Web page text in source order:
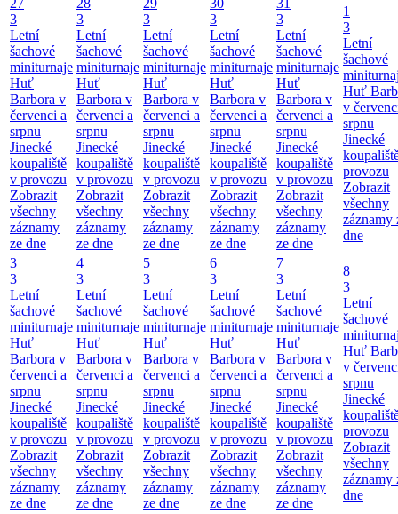
27
3
Letní
šachové
miniturnaje
Huť
Barbora v
červenci a
srpnu
Jinecké
koupaliště
v provozu
Zobrazit
všechny
záznamy
ze dne
28
3
Letní
šachové
miniturnaje
Huť
Barbora v
červenci a
srpnu
Jinecké
koupaliště
v provozu
Zobrazit
všechny
záznamy
ze dne
29
3
Letní
šachové
miniturnaje
Huť
Barbora v
červenci a
srpnu
Jinecké
koupaliště
v provozu
Zobrazit
všechny
záznamy
ze dne
30
3
Letní
šachové
miniturnaje
Huť
Barbora v
červenci a
srpnu
Jinecké
koupaliště
v provozu
Zobrazit
všechny
záznamy
ze dne
31
3
Letní
šachové
miniturnaje
Huť
Barbora v
červenci a
srpnu
Jinecké
koupaliště
v provozu
Zobrazit
všechny
záznamy
ze dne
1
3
Letní
šachové
Huť
v
srpnu
Jinecké
provozu
Zobrazit
všechny
záznamy
dne
3
3
Letní
šachové
miniturnaje
Huť
Barbora v
červenci a
srpnu
Jinecké
koupaliště
v provozu
Zobrazit
všechny
záznamy
ze dne
4
3
Letní
šachové
miniturnaje
Huť
Barbora v
červenci a
srpnu
Jinecké
koupaliště
v provozu
Zobrazit
všechny
záznamy
ze dne
5
3
Letní
šachové
miniturnaje
Huť
Barbora v
červenci a
srpnu
Jinecké
koupaliště
v provozu
Zobrazit
všechny
záznamy
ze dne
6
3
Letní
šachové
miniturnaje
Huť
Barbora v
červenci a
srpnu
Jinecké
koupaliště
v provozu
Zobrazit
všechny
záznamy
ze dne
7
3
Letní
šachové
miniturnaje
Huť
Barbora v
červenci a
srpnu
Jinecké
koupaliště
v provozu
Zobrazit
všechny
záznamy
ze dne
8
3
Letní
šachové
Huť
v
srpnu
Jinecké
provozu
Zobrazit
všechny
záznamy
dne